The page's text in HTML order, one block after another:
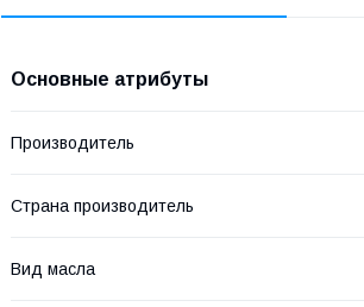
Основные атрибуты
Производитель
Страна производитель
Вид масла